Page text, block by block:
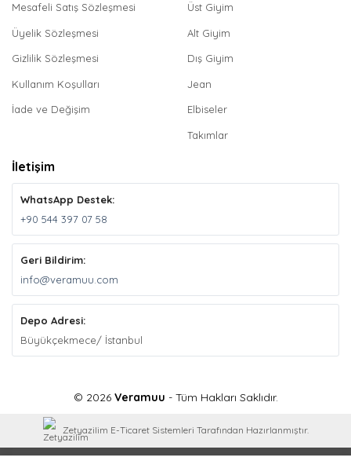
Mesafeli Satış Sözleşmesi
Üyelik Sözleşmesi
Gizlilik Sözleşmesi
Kullanım Koşulları
İade ve Değişim
Üst Giyim
Alt Giyim
Dış Giyim
Jean
Elbiseler
Takımlar
İletişim
WhatsApp Destek:
+90 544 397 07 58
Geri Bildirim:
info@veramuu.com
Depo Adresi:
Büyükçekmece/ İstanbul
© 2026 Veramuu - Tüm Hakları Saklıdır.
Zetyazilim E-Ticaret Sistemleri Tarafından Hazırlanmıştır.